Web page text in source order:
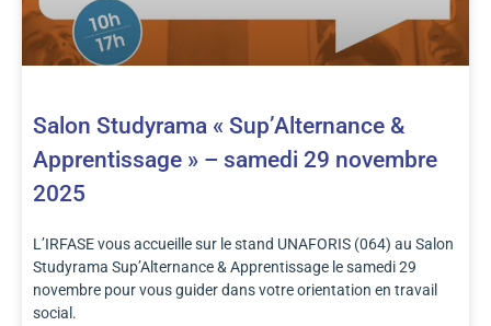
Salon Studyrama « Sup’Alternance &
Apprentissage » – samedi 29 novembre
2025
L’IRFASE vous accueille sur le stand UNAFORIS (064) au Salon
Studyrama Sup’Alternance & Apprentissage le samedi 29
novembre pour vous guider dans votre orientation en travail
social.